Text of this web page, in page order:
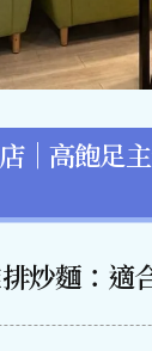
｜高飽足
炒麵：適